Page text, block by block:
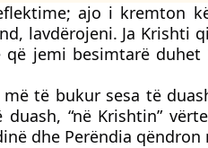
ajo i kremton
lavdërojeni. Ja
që jemi besimtarë
të bukur sesa të
“në Krishtin”
dhe Perëndia qëndron